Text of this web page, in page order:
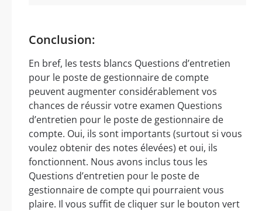
Conclusion:
En bref, les tests blancs Questions d’entretien
pour le poste de gestionnaire de compte
peuvent augmenter considérablement vos
chances de réussir votre examen Questions
d’entretien pour le poste de gestionnaire de
compte. Oui, ils sont importants (surtout si vous
voulez obtenir des notes élevées) et oui, ils
fonctionnent. Nous avons inclus tous les
Questions d’entretien pour le poste de
gestionnaire de compte qui pourraient vous
plaire. Il vous suffit de cliquer sur le bouton vert